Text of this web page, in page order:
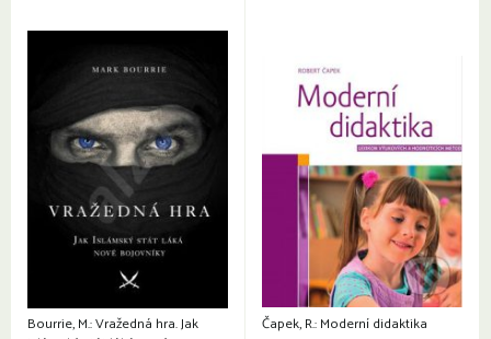
Bourrie, M.: Vražedná hra. Jak
Čapek, R.: Moderní didaktika